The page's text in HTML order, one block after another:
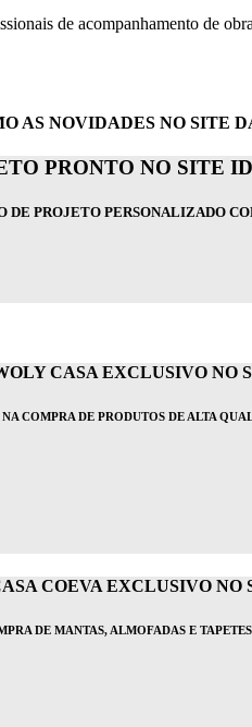
de acompanhamento de
AS NOVIDADES NO SITE
PRONTO NO SITE
DE PROJETO PERSONALIZADO
CASA EXCLUSIVO NO
COMPRA DE PRODUTOS DE ALTA
COEVA EXCLUSIVO NO
DE MANTAS, ALMOFADAS E